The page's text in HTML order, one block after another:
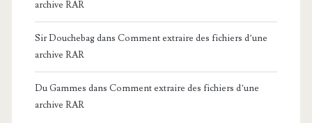
archive RAR
Sir Douchebagdans Comment extraire des fichiers d’une
archive RAR
Du Gammes dans Comment extraire des fichiers d’une
archive RAR